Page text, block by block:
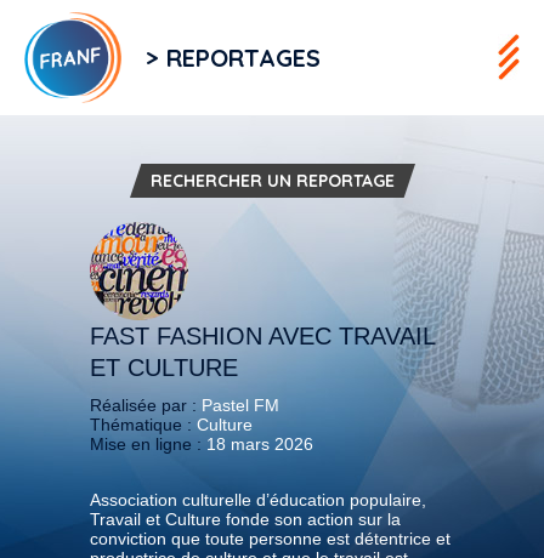
> REPORTAGES
RECHERCHER UN REPORTAGE
FAST FASHION AVEC TRAVAIL
ET CULTURE
Réalisée par : Pastel FM
Thématique : Culture
Mise en ligne : 18 mars 2026
Association culturelle d’éducation populaire,
Travail et Culture fonde son action sur la
conviction que toute personne est détentrice et